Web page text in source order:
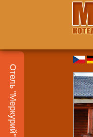
Отель "Меркурий"